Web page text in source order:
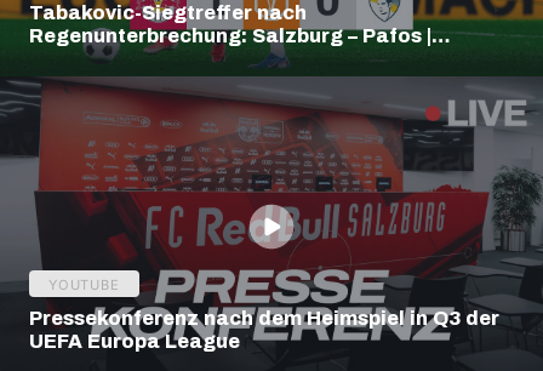
Tabakovic-Siegtreffer nach
Regenunterbrechung: Salzburg – Pafos |
Highlights | Europa League Q3
YOUTUBE
Pressekonferenz nach dem Heimspiel in Q3 der
UEFA Europa League